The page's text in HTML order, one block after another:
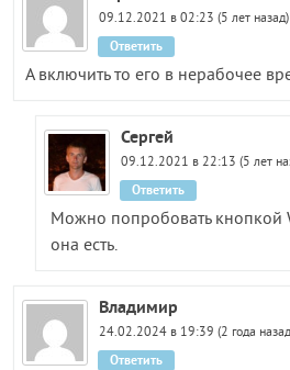
09.12.2021 в 02:23 (5 лет назад)
А включить то его в нерабочее
Ответить
Сергей
09.12.2021 в 22:13 (5 лет
Можно попробовать кнопкой
она есть.
Ответить
Владимир
24.02.2024 в 19:39 (2 года
Ответить